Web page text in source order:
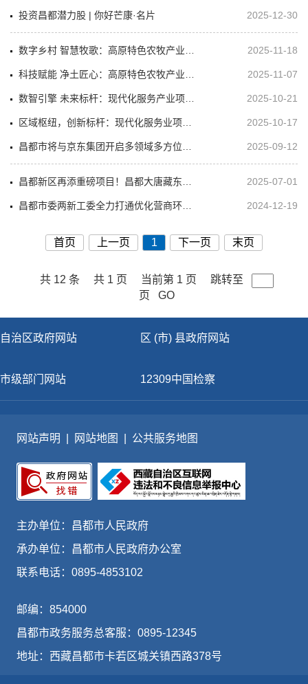
投资昌都潜力股 | 你好芒康·名片 2025-12-30
数字乡村 智慧牧歌：高原特色农牧产业项目推介 2025-11-18
科技赋能 净土匠心：高原特色农牧产业项目推介 2025-11-07
数智引擎 未来标杆：现代化服务产业项目推介 2025-10-21
区域枢纽，创新标杆：现代化服务业项目推介 2025-10-17
昌都市将与京东集团开启多领域多方位合作 2025-09-12
昌都新区再添重磅项目！昌都大唐藏东南清洁能源基地产业园正式开工 2025-07-01
昌都市委两新工委全力打通优化营商环境堵点 2024-12-19
首页 上一页 1 下一页 末页
共 12 条 共 1 页 当前第 1 页
跳转至
页
GO
自治区政府网站 区 (市) 县政府网站
市级部门网站 12309中国检察
网站声明 网站地图 公共服务地图
主办单位：昌都市人民政府
承办单位：昌都市人民政府办公室
联系电话：0895-4853102
邮编：854000
昌都市政务服务总客服：0895-12345
地址：西藏昌都市卡若区城关镇西路378号